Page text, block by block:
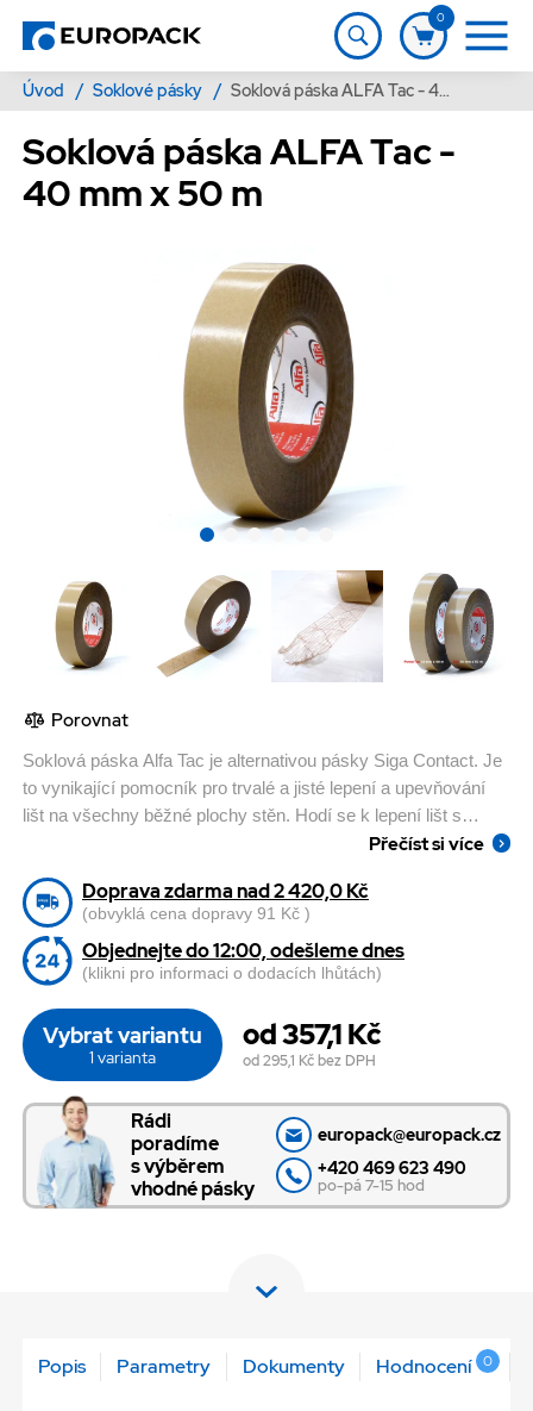
0
Úvod / Soklové pásky / Soklová páska ALFA Tac - 40 mm x 50 m
Soklová páska ALFA Tac -
40 mm x 50 m
Porovnat
Soklová páska Alfa Tac je alternativou pásky Siga Contact. Je
to vynikající pomocník pro trvalé a jisté lepení a upevňování
lišt na všechny běžné plochy stěn. Hodí se k lepení lišt s
hladkým povrchem z vlísové textilie, pěnového latexu a
Přečíst si více
Doprava zdarma nad 2 420,0 Kč
(obvyklá cena dopravy 91 Kč )
Objednejte do 12:00, odešleme dnes
(klikni pro informaci o dodacích lhůtách)
Vybrat variantu
1 varianta
od 357,1 Kč
od 295,1 Kčbez DPH
Rádi
poradíme
s výběrem
vhodné pásky
europack@europack.cz
+420 469 623 490
po-pá 7-15 hod
Popis Parametry Dokumenty Hodnocení 0